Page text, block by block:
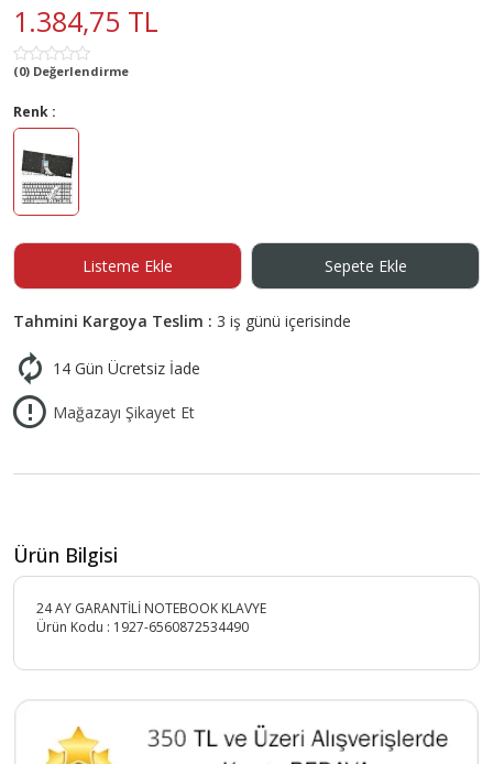
1.384,75 TL
(0) Değerlendirme
Renk :
Listeme Ekle Sepete Ekle
Tahmini Kargoya Teslim : 3 iş günü içerisinde
14 Gün Ücretsiz İade
Mağazayı Şikayet Et
Ürün Bilgisi
24 AY GARANTİLİ NOTEBOOK KLAVYE
Ürün Kodu : 1927-6560872534490